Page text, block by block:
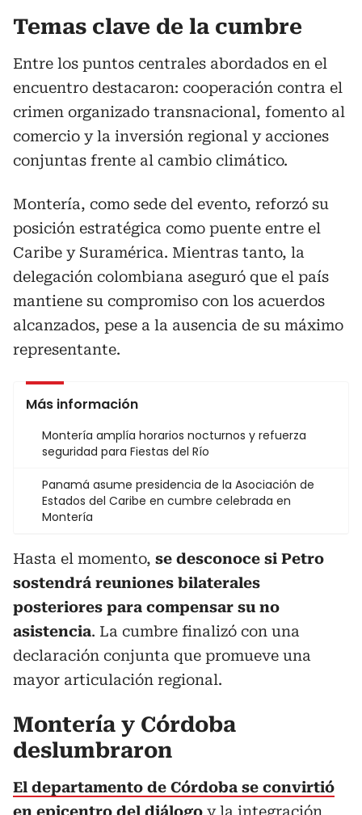
Temas clave de la cumbre
Entre los puntos centrales abordados en el
encuentro destacaron: cooperación contra el
crimen organizado transnacional, fomento al
comercio y la inversión regional y acciones
conjuntas frente al cambio climático.
Montería, como sede del evento, reforzó su
posición estratégica como puente entre el
Caribe y Suramérica. Mientras tanto, la
delegación colombiana aseguró que el país
mantiene su compromiso con los acuerdos
alcanzados, pese a la ausencia de su máximo
representante.
Más información
Montería amplía horarios nocturnos y refuerza
seguridad para Fiestas del Río
Panamá asume presidencia de la Asociación de
Estados del Caribe en cumbre celebrada en
Montería
Hasta el momento, se desconoce si Petro
sostendrá reuniones bilaterales
posteriores para compensar su no
asistencia. La cumbre finalizó con una
declaración conjunta que promueve una
mayor articulación regional.
Montería y Córdoba
deslumbraron
El departamento de Córdoba se convirtió
en epicentro del diálogo y la integración